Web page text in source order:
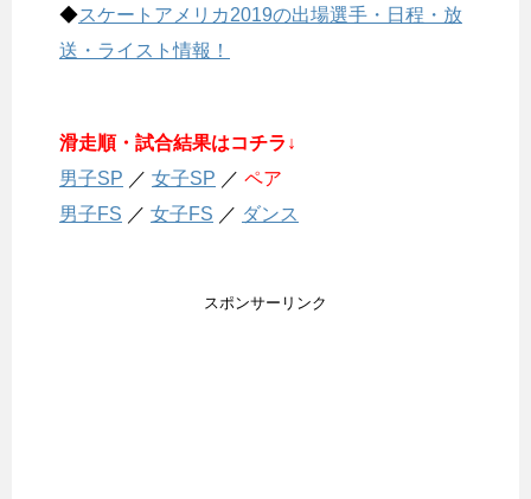
◆スケートアメリカ2019の出場選手・日程・放
送・ライスト情報！
滑走順・試合結果はコチラ↓
男子SP ／ 女子SP ／ ペア
男子FS ／ 女子FS ／ ダンス
スポンサーリンク